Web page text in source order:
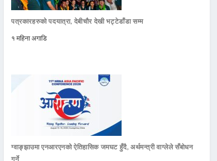
पत्रकारहरुको पदयात्रा, देबीचौर देखी भट्टेडाँडा सम्म
१ महिना अगाडि
ग्वाङ्झाउमा एनआरएनको ऐतिहासिक जमघट हुँदै, अर्थमन्त्री वाग्लेले सँबोधन
गर्ने